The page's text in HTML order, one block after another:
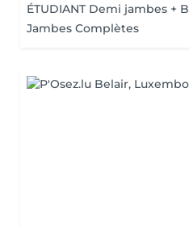
ÉTUDIANT Demi jambes +
Jambes Complètes